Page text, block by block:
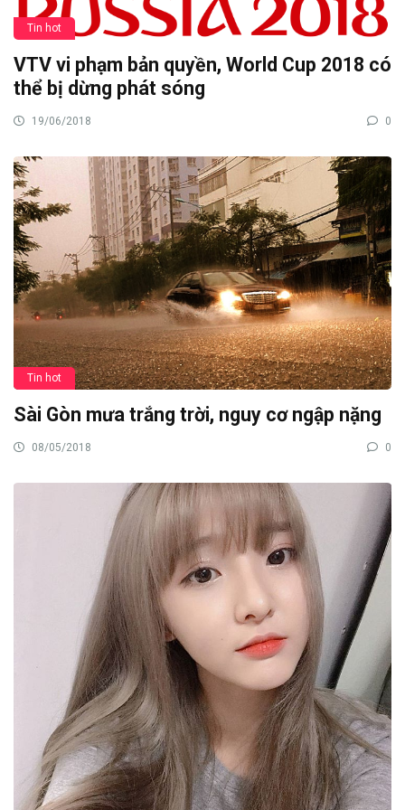
Tin hot
VTV vi phạm bản quyền, World Cup 2018 có
thể bị dừng phát sóng
19/06/2018 0
Tin hot
Sài Gòn mưa trắng trời, nguy cơ ngập nặng
08/05/2018 0